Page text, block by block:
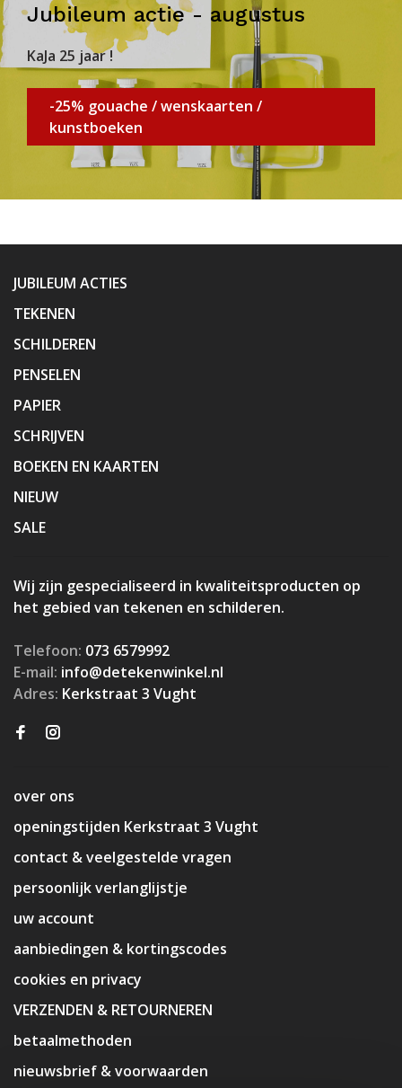
Jubileum actie - augustus
KaJa 25 jaar !
-25% gouache / wenskaarten /
kunstboeken
JUBILEUM ACTIES
TEKENEN
SCHILDEREN
PENSELEN
PAPIER
SCHRIJVEN
BOEKEN EN KAARTEN
NIEUW
SALE
Wij zijn gespecialiseerd in kwaliteitsproducten op
het gebied van tekenen en schilderen.
Telefoon: 073 6579992
E-mail: info@detekenwinkel.nl
Adres: Kerkstraat 3 Vught
over ons
openingstijden Kerkstraat 3 Vught
contact & veelgestelde vragen
persoonlijk verlanglijstje
uw account
aanbiedingen & kortingscodes
cookies en privacy
VERZENDEN & RETOURNEREN
betaalmethoden
nieuwsbrief & voorwaarden